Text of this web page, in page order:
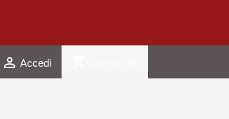
 Accedi